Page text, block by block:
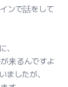
ンで話をして
、
来るんですよ
ましたが、